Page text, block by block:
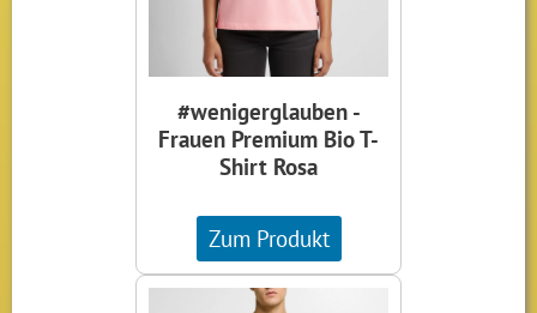
#wenigerglauben -
Frauen Premium Bio T-
Shirt Rosa
Zum Produkt